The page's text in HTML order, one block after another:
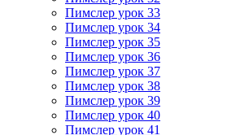
Пимслер урок 33
Пимслер урок 34
Пимслер урок 35
Пимслер урок 36
Пимслер урок 37
Пимслер урок 38
Пимслер урок 39
Пимслер урок 40
Пимслер урок 41